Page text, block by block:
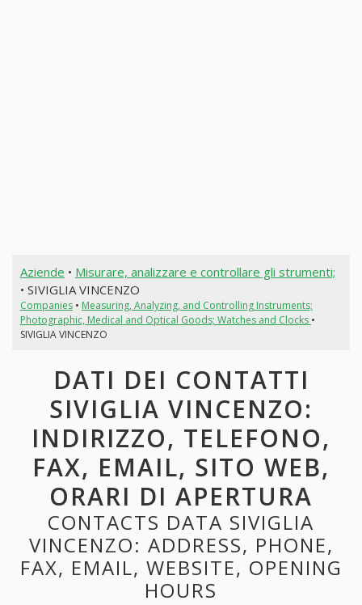
Aziende • Misurare, analizzare e controllare gli strumenti;
• SIVIGLIA VINCENZO
Companies• Measuring, Analyzing, and Controlling Instruments;
Photographic, Medical and Optical Goods; Watches and Clocks •
SIVIGLIA VINCENZO
DATI DEI CONTATTI
SIVIGLIA VINCENZO:
INDIRIZZO, TELEFONO,
FAX, EMAIL, SITO WEB,
ORARI DI APERTURA
CONTACTS DATA SIVIGLIA
VINCENZO: ADDRESS, PHONE,
FAX, EMAIL, WEBSITE, OPENING
HOURS